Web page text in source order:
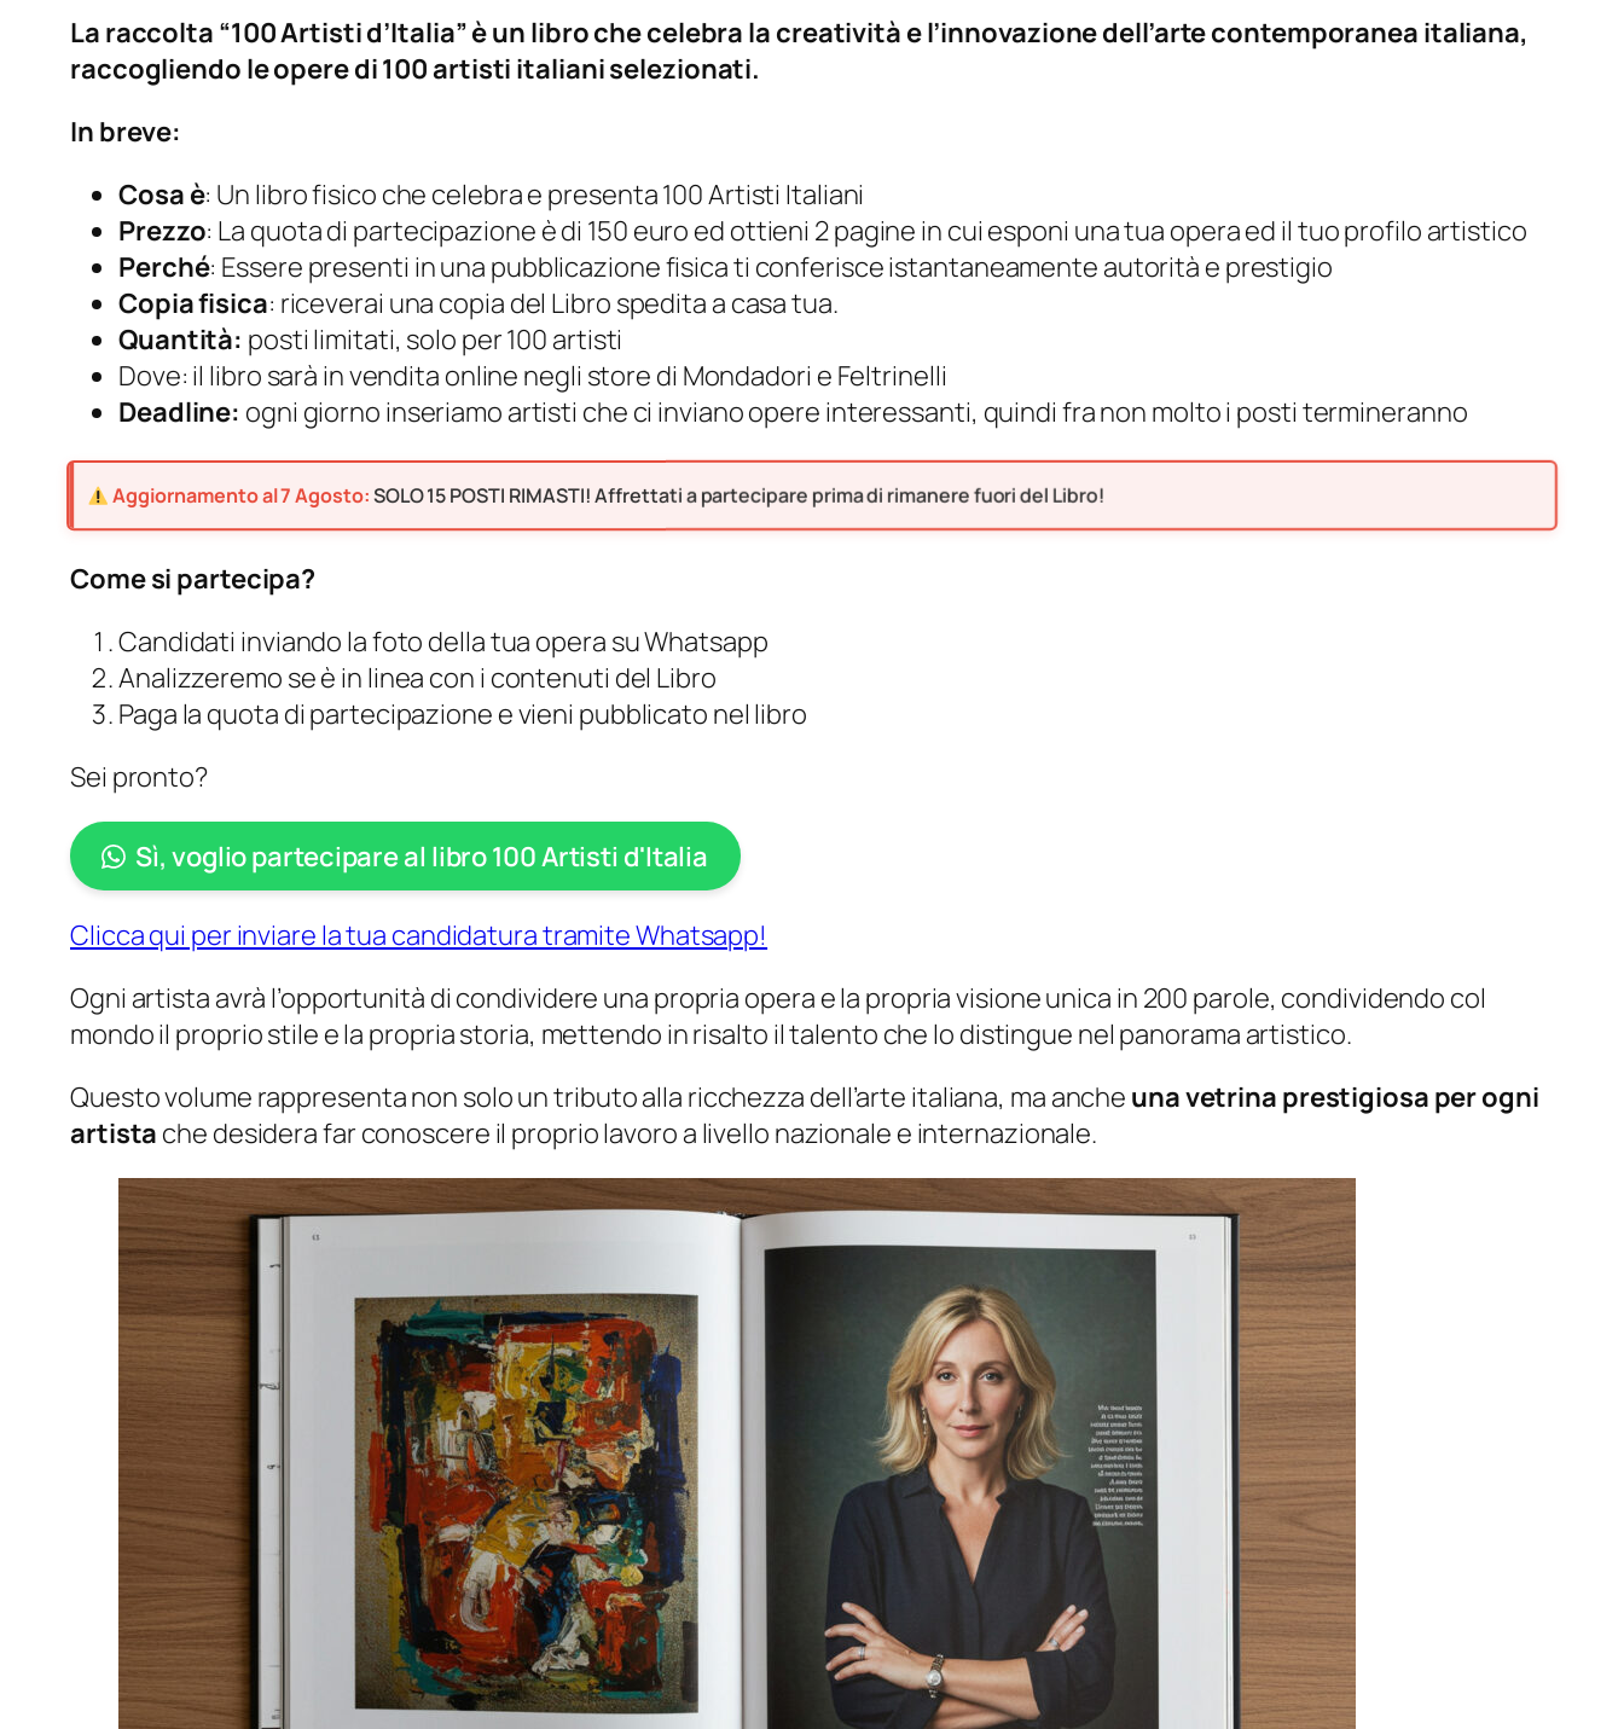
La raccolta “100 Artisti d’Italia” è un libro che celebra la creatività e l’innovazione dell’arte contemporanea italiana,
raccogliendo le opere di 100 artisti italiani selezionati.
In breve:
Cosa è: Un libro fisico che celebra e presenta 100 Artisti Italiani
Prezzo: La quota di partecipazione è di 150 euro ed ottieni 2 pagine in cui esponi una tua opera ed il tuo profilo artistico
Perché: Essere presenti in una pubblicazione fisica ti conferisce istantaneamente autorità e prestigio
Copia fisica: riceverai una copia del Libro spedita a casa tua.
Quantità: posti limitati, solo per 100 artisti
Dove: il libro sarà in vendita online negli store di Mondadori e Feltrinelli
Deadline: ogni giorno inseriamo artisti che ci inviano opere interessanti, quindi fra non molto i posti termineranno
Aggiornamento al 7 Agosto:SOLO 15 POSTI RIMASTI! Affrettati a partecipare prima di rimanere fuori del Libro!
Come si partecipa?
Candidati inviando la foto della tua opera su Whatsapp
Analizzeremo se è in linea con i contenuti del Libro
Paga la quota di partecipazione e vieni pubblicato nel libro
Sei pronto?
Sì, voglio partecipare al libro 100 Artisti d'Italia
Clicca qui per inviare la tua candidatura tramite Whatsapp!
Ogni artista avrà l’opportunità di condividere una propria opera e la propria visione unica in 200 parole, condividendo col
mondo il proprio stile e la propria storia, mettendo in risalto il talento che lo distingue nel panorama artistico.
Questo volume rappresenta non solo un tributo alla ricchezza dell’arte italiana, ma anche una vetrina prestigiosa per ogni
artista che desidera far conoscere il proprio lavoro a livello nazionale e internazionale.